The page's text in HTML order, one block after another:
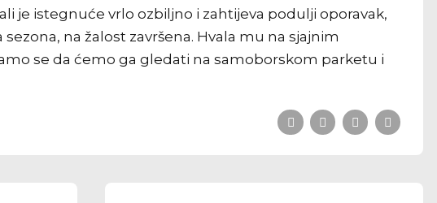
je istegnuće vrlo ozbiljno i zahtijeva podulji oporavak,
na žalost završena. Hvala mu na sjajnim
se da ćemo ga gledati na samoborskom parketu i